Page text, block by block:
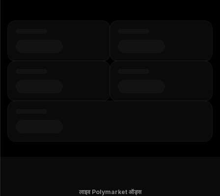
लाइव Polymarket ऑड्स